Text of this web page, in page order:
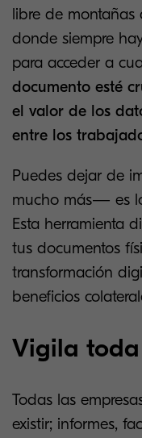
libre de montañas
donde siempre
para acceder a
documento esté
el valor de los
entre los
Puedes dejar de
mucho más— es
Esta herramienta
tus documentos
transformación
beneficios
Vigila
Todas las
existir; informes,